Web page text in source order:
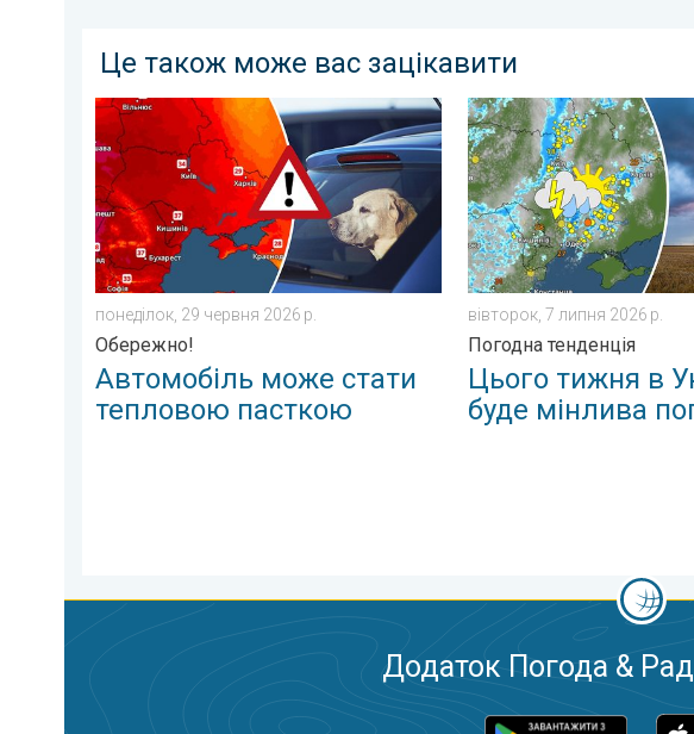
Це також може вас зацікавити
Автомобіль може стати тепловою пасткою. Обережно!. . .
понеділок, 29 червня 2026 р.
Обережно!
Автомобіль може стати
тепловою пасткою
Цього тижня в Україні
вівторок, 7 липня 2026 р.
Погодна тенденція
Цього тижня в
буде мінлива
Додаток Погода &